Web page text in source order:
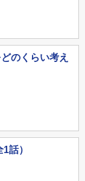
のくらい考え
話）